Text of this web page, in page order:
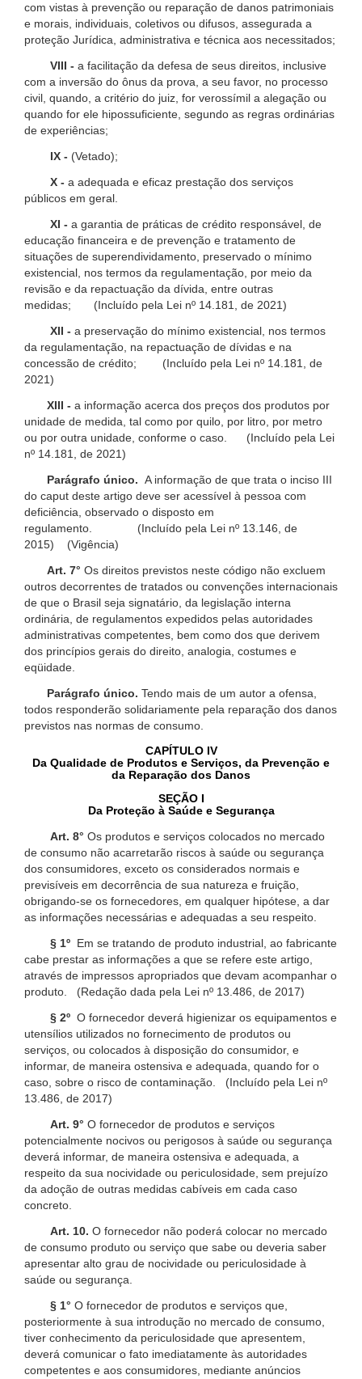
com vistas à prevenção ou reparação de danos patrimoniais
e morais, individuais, coletivos ou difusos, assegurada a
proteção Jurídica, administrativa e técnica aos necessitados;
VIII - a facilitação da defesa de seus direitos, inclusive
com a inversão do ônus da prova, a seu favor, no processo
civil, quando, a critério do juiz, for verossímil a alegação ou
quando for ele hipossuficiente, segundo as regras ordinárias
de experiências;
IX - (Vetado);
X - a adequada e eficaz prestação dos serviços
públicos em geral.
XI - a garantia de práticas de crédito responsável, de
educação financeira e de prevenção e tratamento de
situações de superendividamento, preservado o mínimo
existencial, nos termos da regulamentação, por meio da
revisão e da repactuação da dívida, entre outras
medidas; (Incluído pela Lei nº 14.181, de 2021)
XII - a preservação do mínimo existencial, nos termos
da regulamentação, na repactuação de dívidas e na
concessão de crédito; (Incluído pela Lei nº 14.181, de
2021)
XIII - a informação acerca dos preços dos produtos por
unidade de medida, tal como por quilo, por litro, por metro
ou por outra unidade, conforme o caso. (Incluído pela Lei
nº 14.181, de 2021)
Parágrafo único. A informação de que trata o inciso III
do caput deste artigo deve ser acessível à pessoa com
deficiência, observado o disposto em
regulamento. (Incluído pela Lei nº 13.146, de
2015) (Vigência)
Art. 7° Os direitos previstos neste código não excluem
outros decorrentes de tratados ou convenções internacionais
de que o Brasil seja signatário, da legislação interna
ordinária, de regulamentos expedidos pelas autoridades
administrativas competentes, bem como dos que derivem
dos princípios gerais do direito, analogia, costumes e
eqüidade.
Parágrafo único. Tendo mais de um autor a ofensa,
todos responderão solidariamente pela reparação dos danos
previstos nas normas de consumo.
CAPÍTULO IV
Da Qualidade de Produtos e Serviços, da Prevenção e
da Reparação dos Danos
SEÇÃO I
Da Proteção à Saúde e Segurança
Art. 8° Os produtos e serviços colocados no mercado
de consumo não acarretarão riscos à saúde ou segurança
dos consumidores, exceto os considerados normais e
previsíveis em decorrência de sua natureza e fruição,
obrigando-se os fornecedores, em qualquer hipótese, a dar
as informações necessárias e adequadas a seu respeito.
§ 1º Em se tratando de produto industrial, ao fabricante
cabe prestar as informações a que se refere este artigo,
através de impressos apropriados que devam acompanhar o
produto. (Redação dada pela Lei nº 13.486, de 2017)
§ 2º O fornecedor deverá higienizar os equipamentos e
utensílios utilizados no fornecimento de produtos ou
serviços, ou colocados à disposição do consumidor, e
informar, de maneira ostensiva e adequada, quando for o
caso, sobre o risco de contaminação. (Incluído pela Lei nº
13.486, de 2017)
Art. 9° O fornecedor de produtos e serviços
potencialmente nocivos ou perigosos à saúde ou segurança
deverá informar, de maneira ostensiva e adequada, a
respeito da sua nocividade ou periculosidade, sem prejuízo
da adoção de outras medidas cabíveis em cada caso
concreto.
Art. 10. O fornecedor não poderá colocar no mercado
de consumo produto ou serviço que sabe ou deveria saber
apresentar alto grau de nocividade ou periculosidade à
saúde ou segurança.
§ 1° O fornecedor de produtos e serviços que,
posteriormente à sua introdução no mercado de consumo,
tiver conhecimento da periculosidade que apresentem,
deverá comunicar o fato imediatamente às autoridades
competentes e aos consumidores, mediante anúncios